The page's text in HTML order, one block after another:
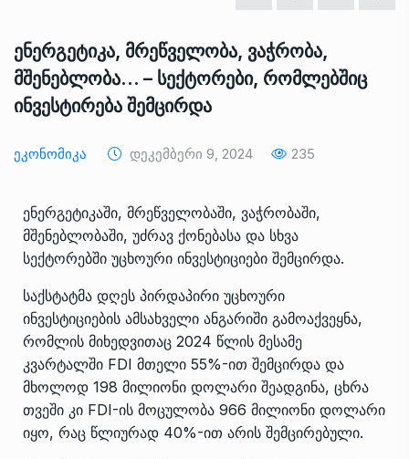
ენერგეტიკა, მრეწველობა, ვაჭრობა,
მშენებლობა… – სექტორები, რომლებშიც
ინვესტირება შემცირდა
Ეკონომიკა Დეკემბერი 9, 2024 235
ენერგეტიკაში, მრეწველობაში, ვაჭრობაში,
მშენებლობაში, უძრავ ქონებასა და სხვა
სექტორებში უცხოური ინვესტიციები შემცირდა.
საქსტატმა დღეს პირდაპირი უცხოური
ინვესტიციების ამსახველი ანგარიში გამოაქვეყნა,
რომლის მიხედვითაც 2024 წლის მესამე
კვარტალში FDI მთელი 55%-ით შემცირდა და
მხოლოდ 198 მილიონი დოლარი შეადგინა, ცხრა
თვეში კი FDI-ის მოცულობა 966 მილიონი დოლარი
იყო, რაც წლიურად 40%-ით არის შემცირებული.